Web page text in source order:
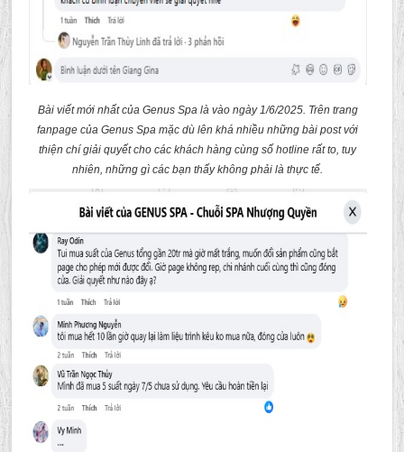
Bài viết mới nhất của Genus Spa là vào ngày 1/6/2025. Trên trang
fanpage của Genus Spa mặc dù lên khá nhiều những bài post với
thiện chí giải quyết cho các khách hàng cùng số hotline rất to, tuy
nhiên, những gì các bạn thấy không phải là thực tế.